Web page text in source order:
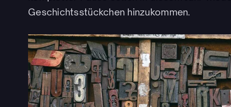
Geschichtsstückchen hinzukommen.